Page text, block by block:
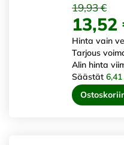
19,93 €
13,52
Hinta vain
Tarjous
Alin hinta
Säästät